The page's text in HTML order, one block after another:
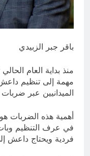
ازمة
باقر جبر الزبيدي
منذ بداية العام
مهمة إلى تنظيم
الميدانيين عبر
أهمية هذه الضربات هو
في عرف التنظيم
فردية ويحتاج داعش